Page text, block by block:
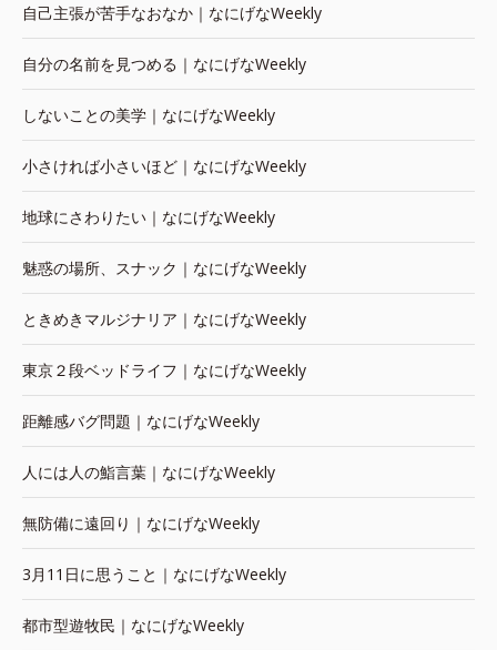
自己主張が苦手なおなか｜なにげなWeekly
自分の名前を見つめる｜なにげなWeekly
しないことの美学｜なにげなWeekly
小さければ小さいほど｜なにげなWeekly
地球にさわりたい｜なにげなWeekly
魅惑の場所、スナック｜なにげなWeekly
ときめきマルジナリア｜なにげなWeekly
東京２段ベッドライフ｜なにげなWeekly
距離感バグ問題｜なにげなWeekly
人には人の鮨言葉｜なにげなWeekly
無防備に遠回り｜なにげなWeekly
3月11日に思うこと｜なにげなWeekly
都市型遊牧民｜なにげなWeekly